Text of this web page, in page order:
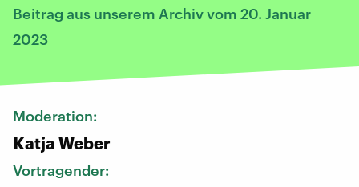
Beitrag aus unserem Archiv vom 20. Januar
2023
Moderation:
Katja Weber
Vortragender: